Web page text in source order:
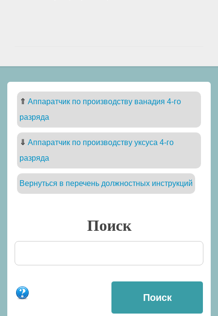
⇑ Аппаратчик по производству ванадия 4-го
разряда
⇓ Аппаратчик по производству уксуса 4-го
разряда
Вернуться в перечень должностных инструкций
Поиск